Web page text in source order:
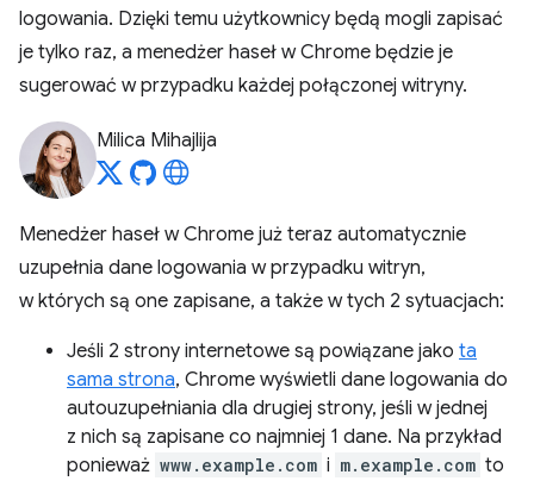
logowania. Dzięki temu użytkownicy będą mogli zapisać
je tylko raz, a menedżer haseł w Chrome będzie je
sugerować w przypadku każdej połączonej witryny.
Milica Mihajlija
Menedżer haseł w Chrome już teraz automatycznie
uzupełnia dane logowania w przypadku witryn,
w których są one zapisane, a także w tych 2 sytuacjach:
Jeśli 2 strony internetowe są powiązane jako ta
sama strona, Chrome wyświetli dane logowania do
autouzupełniania dla drugiej strony, jeśli w jednej
z nich są zapisane co najmniej 1 dane. Na przykład
ponieważ www.example.com i m.example.com to